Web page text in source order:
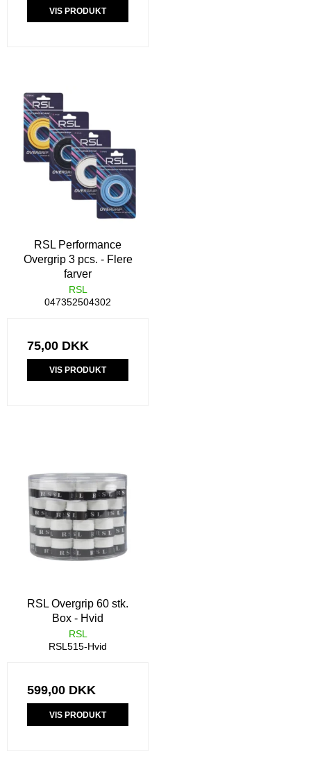
VIS PRODUKT
RSL Performance
Overgrip 3 pcs. - Flere
farver
RSL
047352504302
75,00 DKK
VIS PRODUKT
RSL Overgrip 60 stk.
Box - Hvid
RSL
RSL515-Hvid
599,00 DKK
VIS PRODUKT